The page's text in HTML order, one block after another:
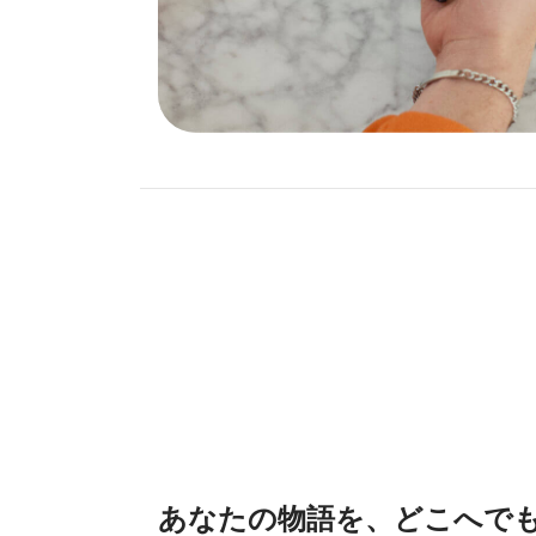
あなたの物語を、どこへで